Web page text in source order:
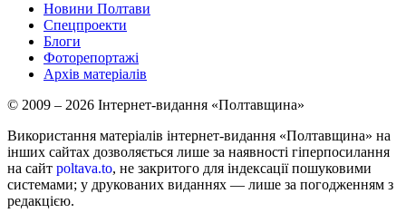
Новини Полтави
Спецпроекти
Блоги
Фоторепортажі
Архів матеріалів
© 2009 – 2026 Інтернет-видання «Полтавщина»
Використання матеріалів інтернет-видання «Полтавщина» на
інших сайтах дозволяється лише за наявності гіперпосилання
на сайт poltava.to, не закритого для індексації пошуковими
системами; у друкованих виданнях — лише за погодженням з
редакцією.